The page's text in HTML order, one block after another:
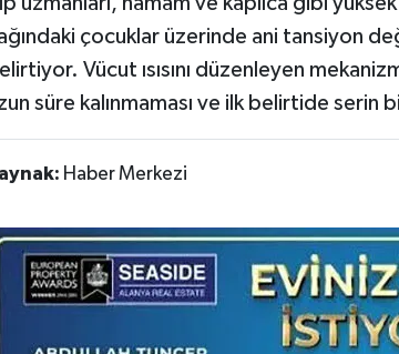
çocuklar üzerinde ani tansiyon
Vücut ısısını düzenleyen
süre kalınmaması ve ilk belirtide serin
Haber Merkezi